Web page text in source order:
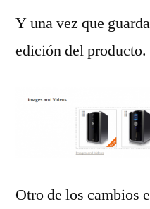
Y una vez que
edición del producto.
Otro de los cambios